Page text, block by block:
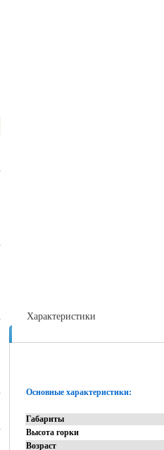
Характеристики
Основные характеристики:
Габариты
Высота горки
Возраст